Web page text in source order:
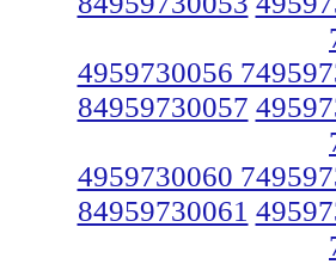
4959730056
84959730057
4959730060
84959730061